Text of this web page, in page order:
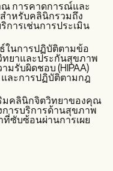
ณ การคาดการณ์และ
ำหรับคลินิกรวมถึง
การเช่นการประเมิน
ในการปฏิบัติตามข้อ
ยาและประกันสุขภาพ
รับผิดชอบ (HIPAA)
ละการปฏิบัติตามกฎ
มคลินิกจิตวิทยาของคุณ
ารบริการด้านสุขภาพ
ซับซ้อนผ่านการเผย